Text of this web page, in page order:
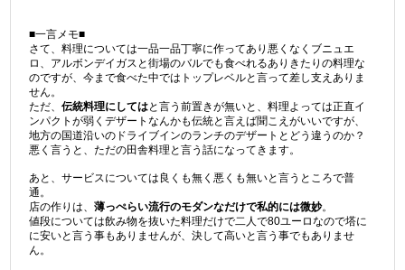
■一言メモ■
さて、料理については一品一品丁寧に作ってあり悪くなくブニュエ
ロ、アルボンデイガスと街場のバルでも食べれるありきたりの料理な
のですが、今まで食べた中ではトップレベルと言って差し支えありま
せん。
ただ、伝統料理にしてはと言う前置きが無いと、料理よっては正直イ
ンパクトが弱くデザートなんかも伝統と言えば聞こえがいいですが、
地方の国道沿いのドライブインのランチのデザートとどう違うのか？
悪く言うと、ただの田舎料理と言う話になってきます。
あと、サービスについては良くも無く悪くも無いと言うところで普
通。
店の作りは、薄っぺらい流行のモダンなだけで私的には微妙。
値段については飲み物を抜いた料理だけで二人で80ユーロなので塔に
に安いと言う事もありませんが、決して高いと言う事でもありませ
ん。